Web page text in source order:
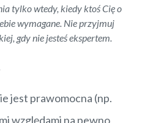
tylko wtedy, kiedy ktoś Cię o
wymagane. Nie przyjmuj
gdy nie jesteś ekspertem.
jest prawomocna (np.
względami na pewno